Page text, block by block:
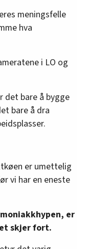
meningsfelle
hva
i LO og
det bare å bygge
bare å dra
er umettelig
vi har en eneste
er
skjer fort.